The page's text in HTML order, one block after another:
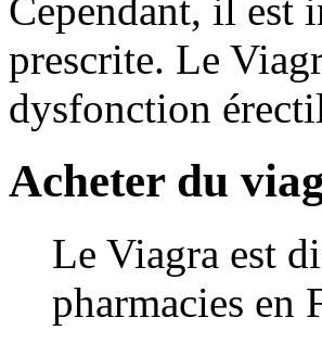
Cependant, il est
prescrite. Le
dysfonction
Acheter du
Le Viagra est
pharmacies en